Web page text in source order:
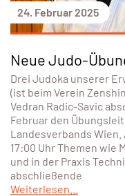
24. Februar 2025
Neue Judo-
Drei Judoka unserer
(ist beim Verein
Vedran Radic-Savic
Februar den
Landesverbands Wien.
17:00 Uhr Themen wie
und in der Praxis
abschließende
Weiterlesen...